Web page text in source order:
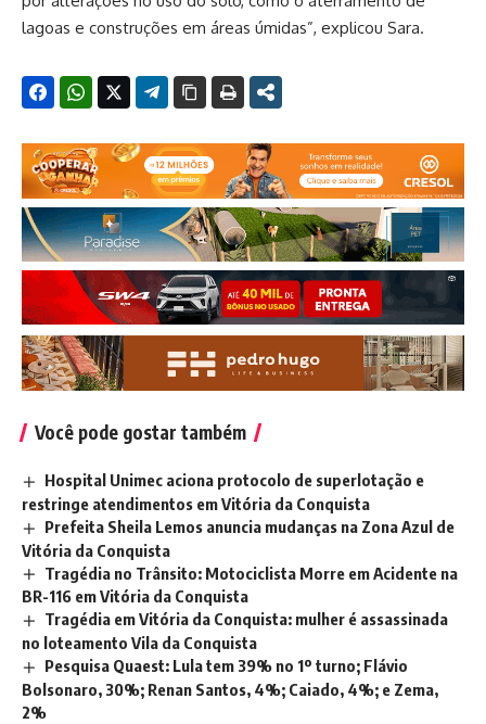
lagoas e construções em áreas úmidas”, explicou Sara.
Você pode gostar também
Hospital Unimec aciona protocolo de superlotação e
restringe atendimentos em Vitória da Conquista
Prefeita Sheila Lemos anuncia mudanças na Zona Azul de
Vitória da Conquista
Tragédia no Trânsito: Motociclista Morre em Acidente na
BR-116 em Vitória da Conquista
Tragédia em Vitória da Conquista: mulher é assassinada
no loteamento Vila da Conquista
Pesquisa Quaest: Lula tem 39% no 1º turno; Flávio
Bolsonaro, 30%; Renan Santos, 4%; Caiado, 4%; e Zema,
2%